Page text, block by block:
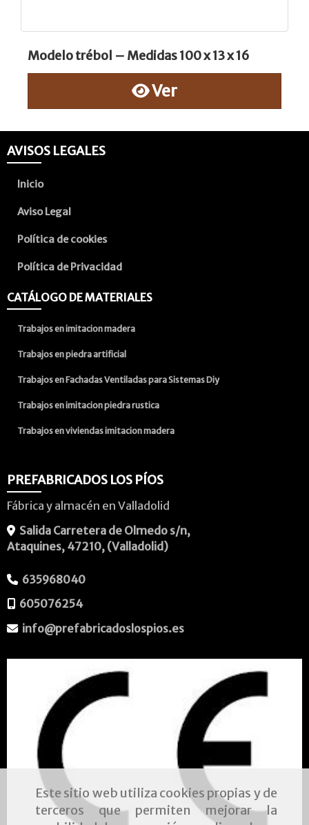
Este sitio web utiliza cookies propias y de
terceros que permiten mejorar la
Modelo trébol – Medidas 100 x 13 x 16
Ver
AVISOS LEGALES
Inicio
Aviso Legal
Política de cookies
Política de Privacidad
CATÁLOGO DE MATERIALES
Trabajos en imitacion madera
Trabajos en piedra artificial
Trabajos en Fachadas Ventiladas para Sistemas Diy
Trabajos en imitacion piedra rustica
Trabajos en viviendas imitacion madera
PREFABRICADOS LOS PÍOS
Fábrica y almacén en Valladolid
Salida Carretera de Olmedo s/n,
Ataquines, 47210, (Valladolid)
635968040
605076254
info
prefabricadoslospios.es